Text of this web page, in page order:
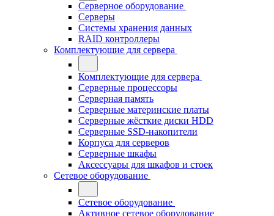
Серверное оборудование
Серверы
Системы хранения данных
RAID контроллеры
Комплектующие для сервера
Комплектующие для сервера
Серверные процессоры
Серверная память
Серверные материнские платы
Серверные жёсткие диски HDD
Серверные SSD-накопители
Корпуса для серверов
Серверные шкафы
Аксессуары для шкафов и стоек
Сетевое оборудование
Сетевое оборудование
Активное сетевое оборудование